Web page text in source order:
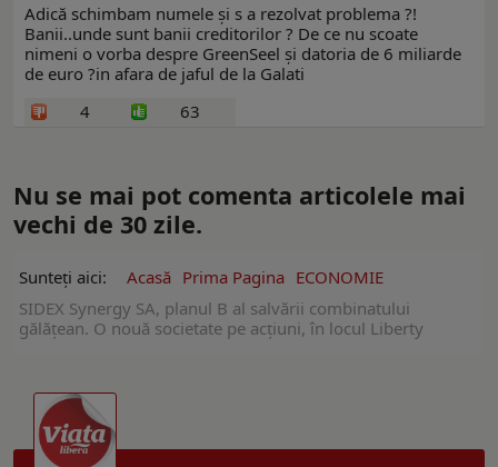
Adică schimbam numele și s a rezolvat problema ?!
Banii..unde sunt banii creditorilor ? De ce nu scoate
nimeni o vorba despre GreenSeel și datoria de 6 miliarde
de euro ?in afara de jaful de la Galati
4
63
Nu se mai pot comenta articolele mai
vechi de 30 zile.
Sunteți aici: Acasă Prima Pagina ECONOMIE
SIDEX Synergy SA, planul B al salvării combinatului
gălățean. O nouă societate pe acțiuni, în locul Liberty